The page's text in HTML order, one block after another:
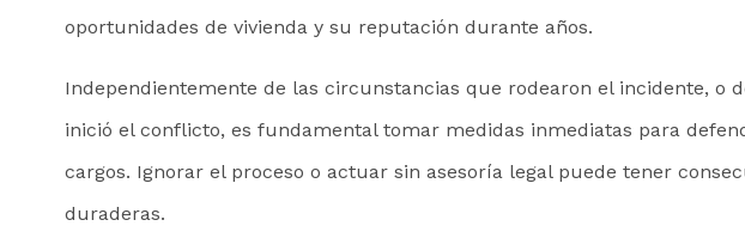
oportunidades de vivienda y su reputación durante años.
Independientemente de las circunstancias que rodearon el incidente, o
inició el conflicto, es fundamental tomar medidas inmediatas para
cargos. Ignorar el proceso o actuar sin asesoría legal puede tener
duraderas.